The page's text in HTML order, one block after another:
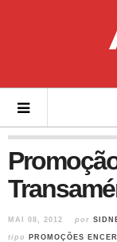
MAI 08, 2012 por
tipo PROMOÇÕES